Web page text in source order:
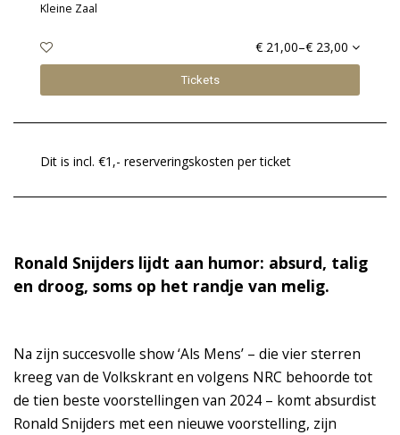
Kleine Zaal
€ 21,00–€ 23,00
Tickets
Dit is incl. €1,- reserveringskosten per ticket
Ronald Snijders lijdt aan humor: absurd, talig
en droog, soms op het randje van melig.
Na zijn succesvolle show ‘Als Mens’ – die vier sterren
kreeg van de Volkskrant en volgens NRC behoorde tot
de tien beste voorstellingen van 2024 – komt absurdist
Ronald Snijders met een nieuwe voorstelling, zijn